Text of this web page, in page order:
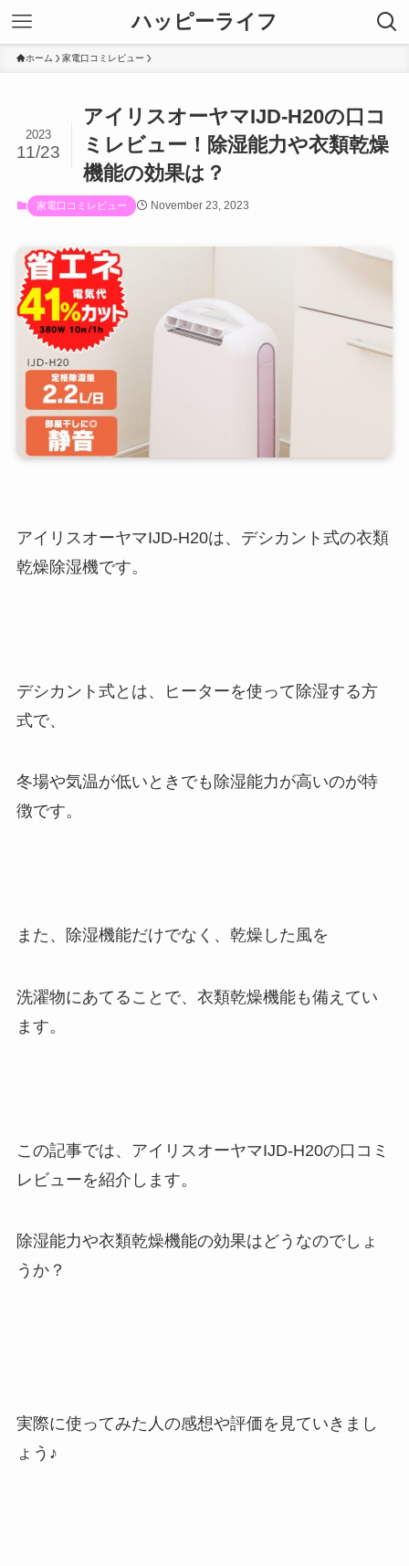
ハッピーライフ
ホーム 家電口コミレビュー
アイリスオーヤマIJD-H20の口コ
ミレビュー！除湿能力や衣類乾燥
機能の効果は？
2023
11/23
家電口コミレビュー November 23, 2023
アイリスオーヤマIJD-H20は、デシカント式の衣類
乾燥除湿機です。
デシカント式とは、ヒーターを使って除湿する方
式で、
冬場や気温が低いときでも除湿能力が高いのが特
徴です。
また、除湿機能だけでなく、乾燥した風を
洗濯物にあてることで、衣類乾燥機能も備えてい
ます。
この記事では、アイリスオーヤマIJD-H20の口コミ
レビューを紹介します。
除湿能力や衣類乾燥機能の効果はどうなのでしょ
うか？
実際に使ってみた人の感想や評価を見ていきまし
ょう♪